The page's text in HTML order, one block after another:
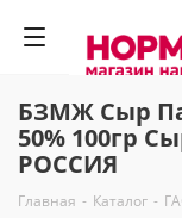
БЗМЖ Сыр
50% 100гр
РОССИЯ
Главная - Каталог -